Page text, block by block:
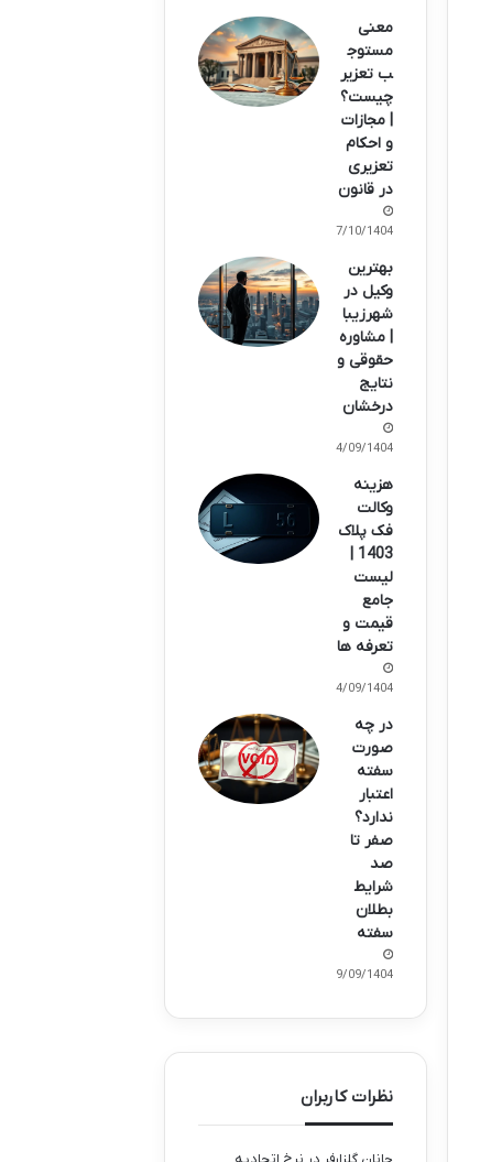
معنی
مستوج
ب تعزیر
چیست؟
| مجازات
و احکام
تعزیری
در قانون
07/10/1404
بهترین
وکیل در
شهرزیبا
| مشاوره
حقوقی و
نتایج
درخشان
14/09/1404
هزینه
وکالت
فک پلاک
1403 |
لیست
جامع
قیمت و
تعرفه ها
14/09/1404
در چه
صورت
سفته
اعتبار
ندارد؟
صفر تا
صد
شرایط
بطلان
سفته
09/09/1404
نظرات کاربران